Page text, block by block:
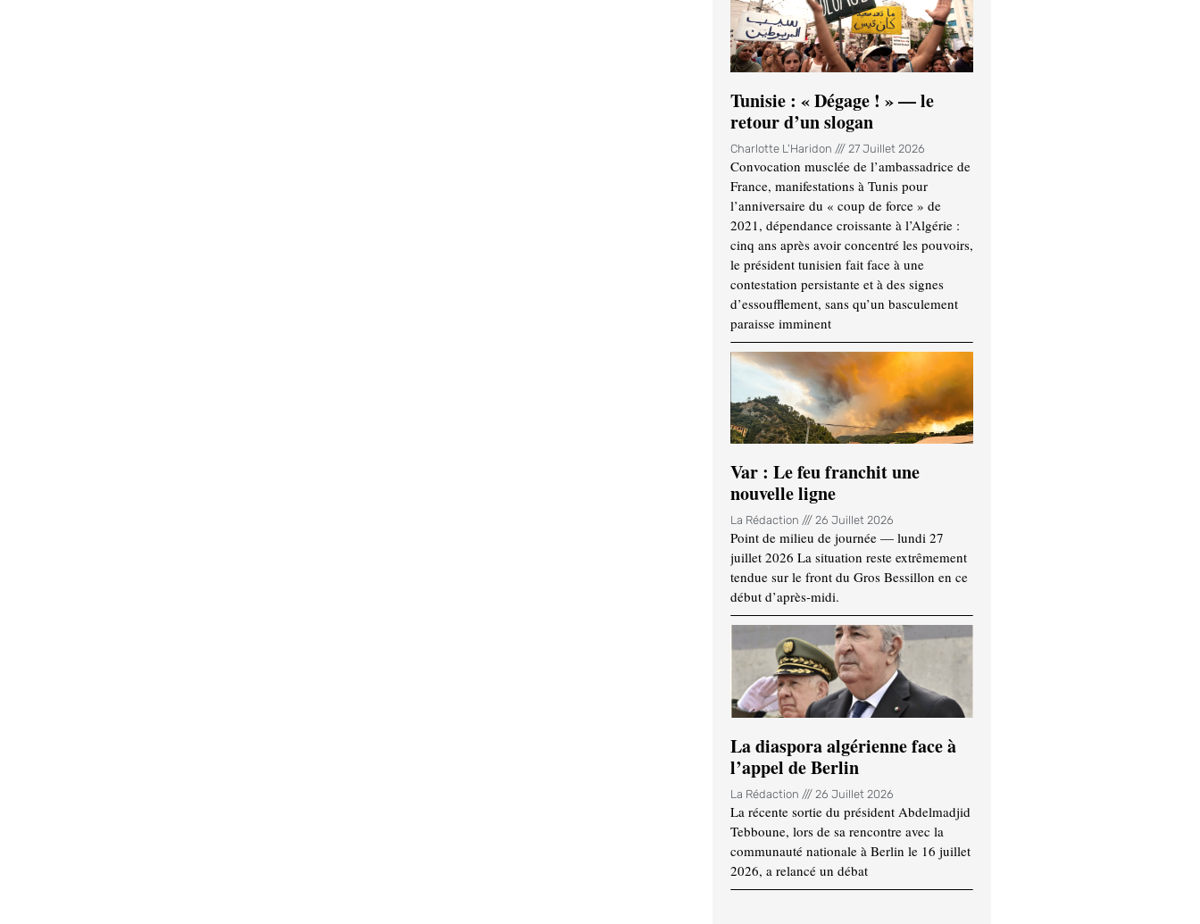
Tunisie : « Dégage ! » — le
retour d’un slogan
Charlotte L'Haridon 27 Juillet 2026
Convocation musclée de l’ambassadrice de
France, manifestations à Tunis pour
l’anniversaire du « coup de force » de
2021, dépendance croissante à l’Algérie :
cinq ans après avoir concentré les pouvoirs,
le président tunisien fait face à une
contestation persistante et à des signes
d’essoufflement, sans qu’un basculement
paraisse imminent
Var : Le feu franchit une
nouvelle ligne
La Rédaction 26 Juillet 2026
Point de milieu de journée — lundi 27
juillet 2026 La situation reste extrêmement
tendue sur le front du Gros Bessillon en ce
début d’après-midi.
La diaspora algérienne face à
l’appel de Berlin
La Rédaction 26 Juillet 2026
La récente sortie du président Abdelmadjid
Tebboune, lors de sa rencontre avec la
communauté nationale à Berlin le 16 juillet
2026, a relancé un débat